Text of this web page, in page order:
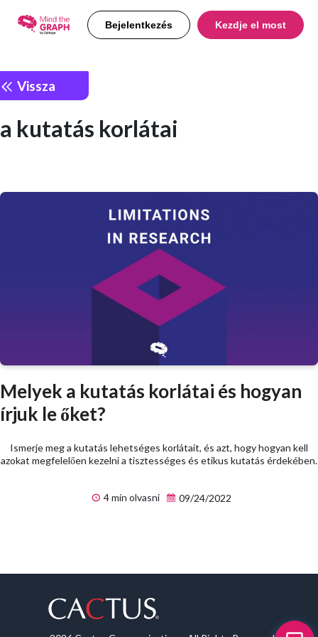
Bejelentkezés Kezdje el most
Vissza
a kutatás korlátai
Melyek a kutatás korlátai és hogyan
írjuk le őket?
Ismerje meg a kutatás lehetséges korlátait, és azt, hogy hogyan kell
azokat megfelelően kezelni a tisztességes és etikus kutatás érdekében.
4 min olvasni 09/24/2022